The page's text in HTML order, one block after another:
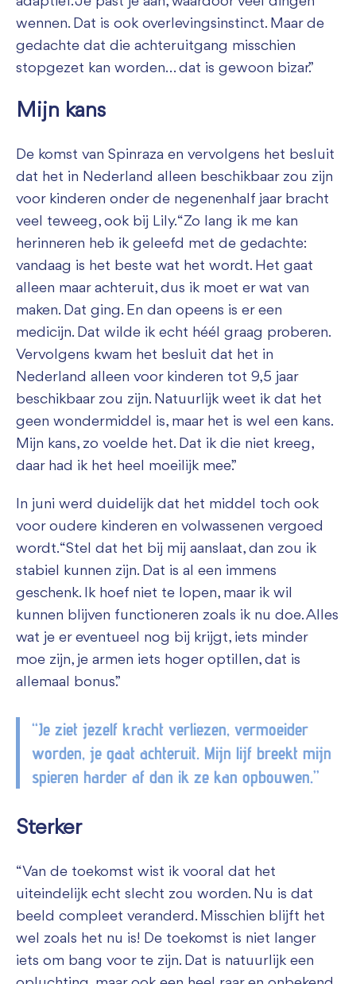
wennen. Dat is ook overlevingsinstinct. Maar de
gedachte dat die achteruitgang misschien
stopgezet kan worden… dat is gewoon bizar.”
Mijn kans
De komst van Spinraza en vervolgens het besluit
dat het in Nederland alleen beschikbaar zou zijn
voor kinderen onder de negenenhalf jaar bracht
veel teweeg, ook bij Lily. “Zo lang ik me kan
herinneren heb ik geleefd met de gedachte:
vandaag is het beste wat het wordt. Het gaat
alleen maar achteruit, dus ik moet er wat van
maken. Dat ging. En dan opeens is er een
medicijn. Dat wilde ik echt héél graag proberen.
Vervolgens kwam het besluit dat het in
Nederland alleen voor kinderen tot 9,5 jaar
beschikbaar zou zijn. Natuurlijk weet ik dat het
geen wondermiddel is, maar het is wel een kans.
Mijn kans, zo voelde het. Dat ik die niet kreeg,
daar had ik het heel moeilijk mee.”
In juni werd duidelijk dat het middel toch ook
voor oudere kinderen en volwassenen vergoed
wordt. “Stel dat het bij mij aanslaat, dan zou ik
stabiel kunnen zijn. Dat is al een immens
geschenk. Ik hoef niet te lopen, maar ik wil
kunnen blijven functioneren zoals ik nu doe. Alles
wat je er eventueel nog bij krijgt, iets minder
moe zijn, je armen iets hoger optillen, dat is
allemaal bonus.”
“Je ziet jezelf kracht verliezen, vermoeider
worden, je gaat achteruit. Mijn lijf breekt mijn
spieren harder af dan ik ze kan opbouwen.”
Sterker
“Van de toekomst wist ik vooral dat het
uiteindelijk echt slecht zou worden. Nu is dat
beeld compleet veranderd. Misschien blijft het
wel zoals het nu is! De toekomst is niet langer
iets om bang voor te zijn. Dat is natuurlijk een